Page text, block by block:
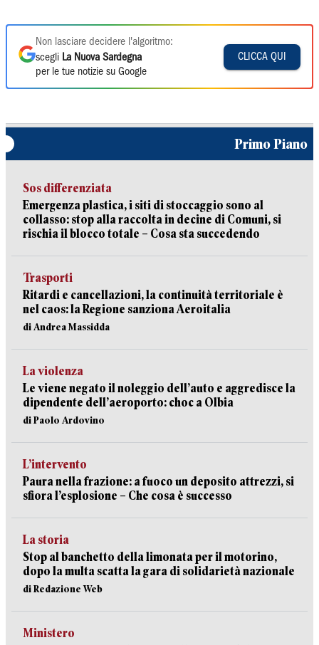
Non lasciare decidere l'algoritmo:
scegli La Nuova Sardegna
per le tue notizie su Google
CLICCA QUI
Primo Piano
Sos differenziata
Emergenza plastica, i siti di stoccaggio sono al
collasso: stop alla raccolta in decine di Comuni, si
rischia il blocco totale – Cosa sta succedendo
Trasporti
Ritardi e cancellazioni, la continuità territoriale è
nel caos: la Regione sanziona Aeroitalia
di Andrea Massidda
La violenza
Le viene negato il noleggio dell’auto e aggredisce la
dipendente dell’aeroporto: choc a Olbia
di Paolo Ardovino
L’intervento
Paura nella frazione: a fuoco un deposito attrezzi, si
sfiora l’esplosione – Che cosa è successo
La storia
Stop al banchetto della limonata per il motorino,
dopo la multa scatta la gara di solidarietà nazionale
di Redazione Web
Ministero